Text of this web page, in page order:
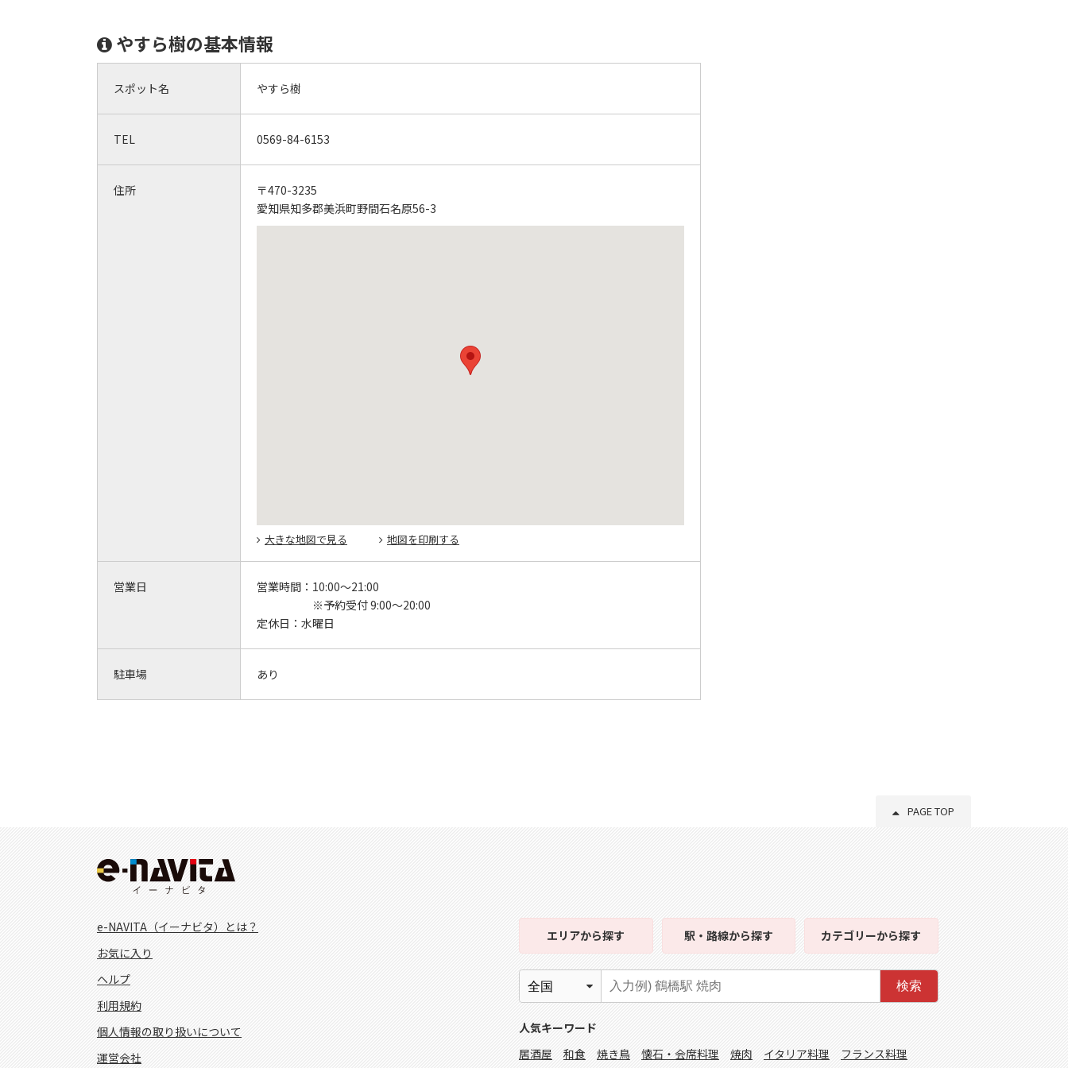
やすら樹の基本情報
スポット名 やすら樹
TEL 0569-84-6153
住所
〒470-3235
愛知県知多郡美浜町野間石名原56-3
大きな地図で見る 地図を印刷する
営業日 営業時間： 10:00～21:00
※予約受付 9:00～20:00
定休日： 水曜日
駐車場 あり
PAGE TOP
e-NAVITA（イーナビタ）とは？
お気に入り
ヘルプ
利用規約
個人情報の取り扱いについて
運営会社
エリアから探す 駅・路線から探す カテゴリーから探す
検索
人気キーワード
居酒屋
和食 焼き鳥 懐石・会席料理 焼肉 イタリア料理 フランス料理